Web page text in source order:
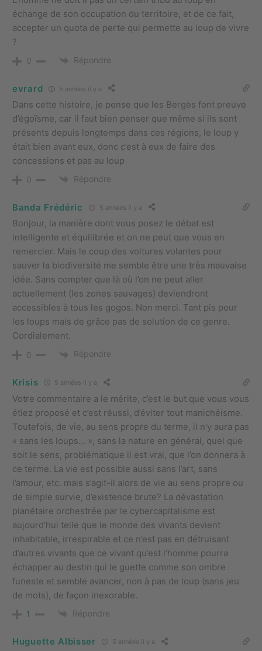
échange de son occupation du territoire, et de ce fait,
accepter un quota de perte qui permette au loup de vivre
?
0 Répondre
evrard 5 années il y a
Dans cette histoire, je pense que les Bergès font preuve
d’égoïsme, car il faut bien penser que même si ils sont
présents depuis longtemps dans ces régions, le loup y
était bien avant eux, donc c’est à eux de faire des
concessions et pas au loup
0 Répondre
Banda Frédéric 5 années il y a
Bonjour, la manière dont vous posez le débat est
intelligente et équilibrée et on ne peut que vous en
remercier. Mais le coup des voitures volantes pour
sauver la biodiversité me semble être une très mauvaise
idée. Sans compter que là où l’on ne peut aller
actuellement (les zones sauvages) deviendront
accessibles à tous les gogos. Non merci. Tant pis pour
les loups mais de grâce pas de solution de ce genre.
Cordialement.
0 Répondre
Krisis 5 années il y a
Votre commentaire a le mérite, c’est le but que vous vous
étiez proposé et c’est réussi, d’éviter tout manichéisme.
Toutefois, de vie, au sens propre du terme, il n’y aura pas
« sans les loups… », sans la nature en général, quel que
soit le sens, problématique il est vrai, que l’on donnera à
ce terme. La vie est possible aussi sans l’art, sans
l’amour, etc. mais s’agit-il alors de vie au sens propre ou
de simple survie, d’existence brute? La dévastation
planétaire orchestrée par le cybercapitalisme est
aujourd’hui telle que le monde des vivants devient
inhabitable, irrespirable et ce n’est pas en détruisant
d’autres vivants que ce vivant qu’est l’homme pourra
échapper au destin qui le guette comme son ombre
funeste et semble avancer, non à pas de loup (sans jeu
de mots), de façon inexorable.
1 Répondre
Huguette Albisser 5 années il y a